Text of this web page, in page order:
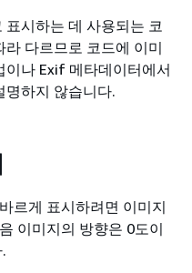
시하는 데 사용되는 코
다르므로 코드에 이미
이나 Exif 메타데이터에서
명하지 않습니다.
르게 표시하려면 이미지
이미지의 방향은 0도이